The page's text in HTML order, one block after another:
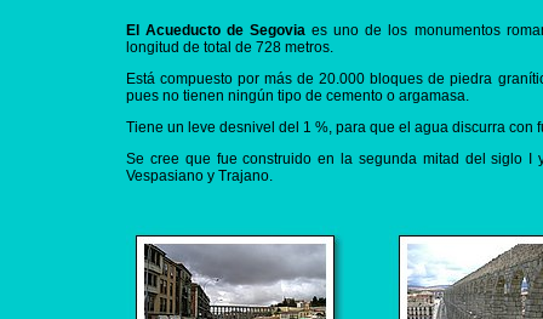
El Acueducto de Segovia es uno de los monumentos
longitud de total de 728 metros.
Está compuesto por más de 20.000 bloques de piedra
pues no tienen ningún tipo de cemento o argamasa.
Tiene un leve desnivel del 1 %, para que el agua discurra con
Se cree que fue construido en la segunda mitad del siglo I
Vespasiano y Trajano.